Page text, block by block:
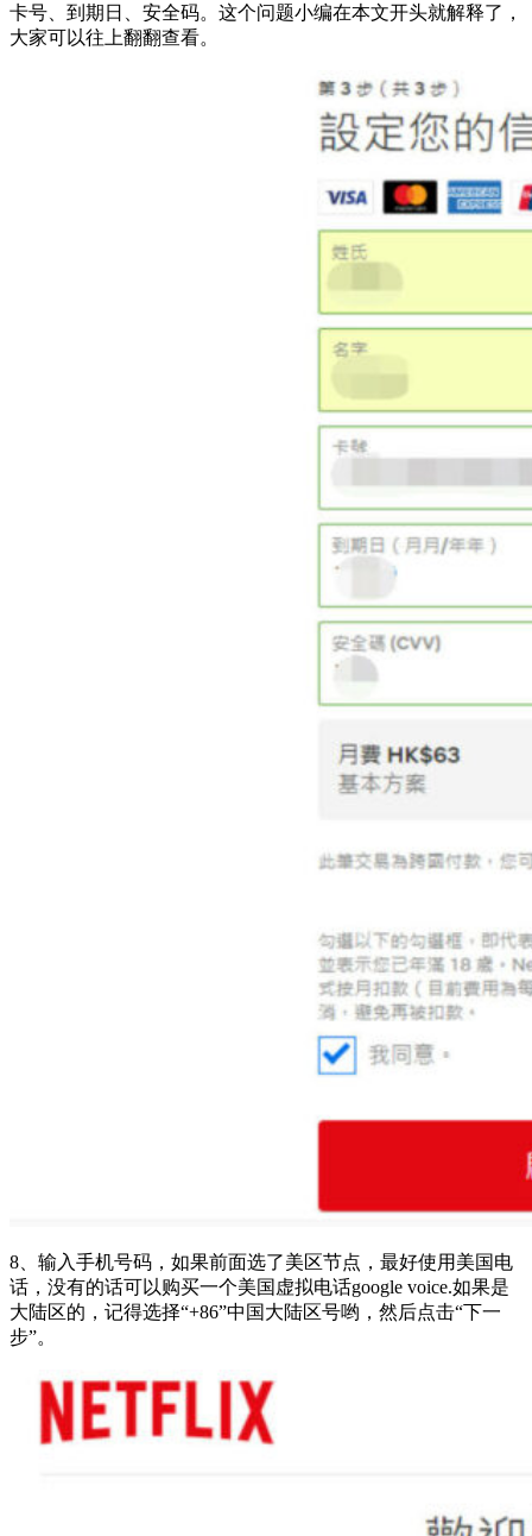
卡号、到期日、安全码。这个问题小编在本文开头就解释了，
大家可以往上翻翻查看。
8、输入手机号码，如果前面选了美区节点，最好使用美国电
话，没有的话可以购买一个美国虚拟电话google voice.如果是
大陆区的，记得选择“+86”中国大陆区号哟，然后点击“下一
步”。